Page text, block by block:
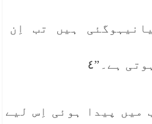
ہیں تب اِن
ہے۔”٤
میں پیدا ہوئی اِس لیے